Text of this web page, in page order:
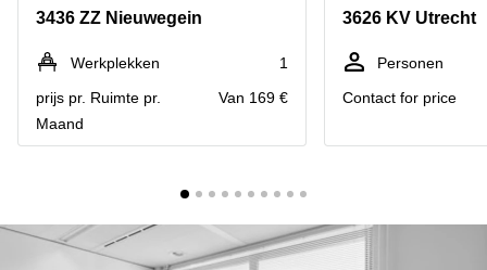
Hengelo
Hilversum
Hoofddorp
Deventer
Tilburg
Reeuwijk
Business
Arnhem
Business
center
3436 ZZ Nieuwegein
Werkplekken
1
prijs pr. Ruimte pr.
Maand
Van 169 €
3626 KV Utrecht
Personen
Contact for price